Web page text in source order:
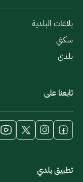
بلاغات البلدية
سكني
بلدي
تابعنا على
تطبيق بلدي